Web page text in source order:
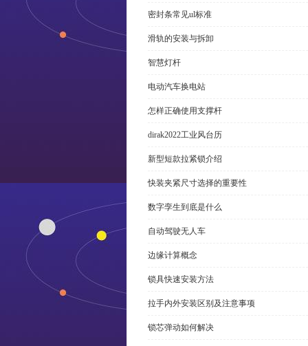
密封条常见ul标准
滑轨的安装与拆卸
智慧灯杆
电动汽车换电站
怎样正确使用支撑杆
dirak2022工业风台历
新型短款拉紧锁介绍
快装夹紧尺寸选择的重要性
数字孪生到底是什么
自动驾驶无人车
边缘计算概念
锁具快速安装方法
拉手内外安装区别及注意事项
锁芯弹动如何解决